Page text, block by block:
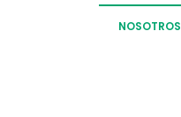
NOSOTROS